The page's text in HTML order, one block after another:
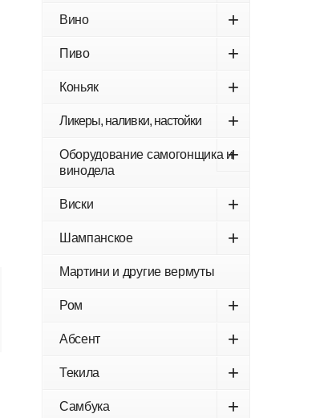
Вино +
Пиво +
Коньяк +
Ликеры, наливки, настойки +
Оборудование самогонщика и
винодела
+
Виски +
Шампанское +
Мартини и другие вермуты
Ром +
Абсент +
Текила +
Самбука +